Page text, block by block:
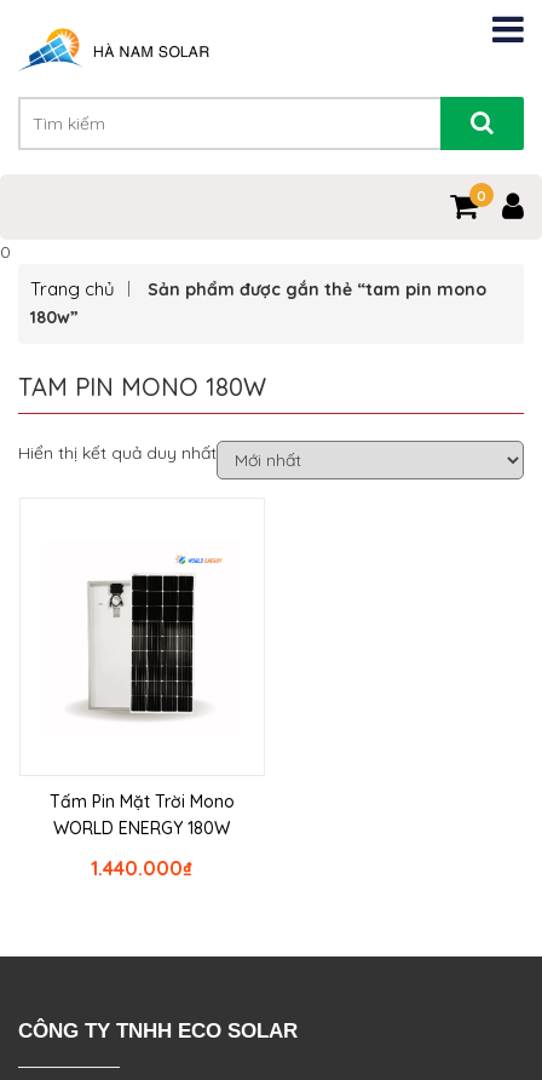
0
0
Trang chủ
Sản phẩm được gắn thẻ “tam pin mono
180w”
TAM PIN MONO 180W
Hiển thị kết quả duy nhất
Tấm Pin Mặt Trời Mono
WORLD ENERGY 180W
₫
1.440.000
CÔNG TY TNHH ECO SOLAR